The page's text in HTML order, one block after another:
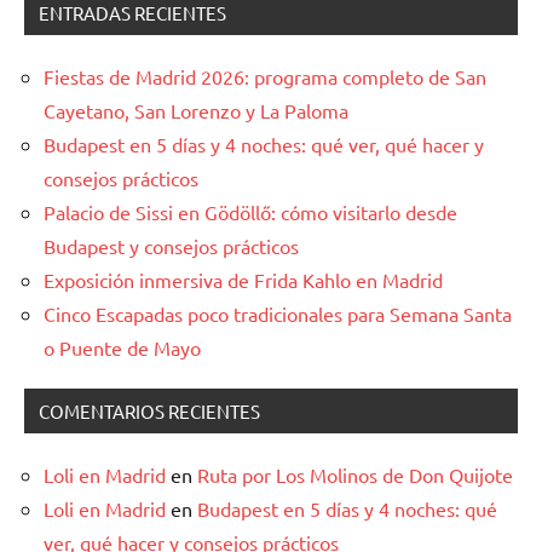
ENTRADAS RECIENTES
Fiestas de Madrid 2026: programa completo de San
Cayetano, San Lorenzo y La Paloma
Budapest en 5 días y 4 noches: qué ver, qué hacer y
consejos prácticos
Palacio de Sissi en Gödöllő: cómo visitarlo desde
Budapest y consejos prácticos
Exposición inmersiva de Frida Kahlo en Madrid
Cinco Escapadas poco tradicionales para Semana Santa
o Puente de Mayo
COMENTARIOS RECIENTES
Loli en Madrid en Ruta por Los Molinos de Don Quijote
Loli en Madrid en Budapest en 5 días y 4 noches: qué
ver, qué hacer y consejos prácticos